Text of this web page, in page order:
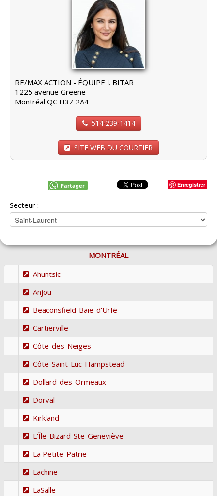
RE/MAX ACTION - ÉQUIPE J. BITAR
1225 avenue Greene
Montréal QC H3Z 2A4
514-239-1414
SITE WEB DU COURTIER
Enregistrer
Partager
Secteur :
MONTRÉAL
Ahuntsic
Anjou
Beaconsfield-Baie-d'Urfé
Cartierville
Côte-des-Neiges
Côte-Saint-Luc-Hampstead
Dollard-des-Ormeaux
Dorval
Kirkland
L'Île-Bizard-Ste-Geneviève
La Petite-Patrie
Lachine
LaSalle